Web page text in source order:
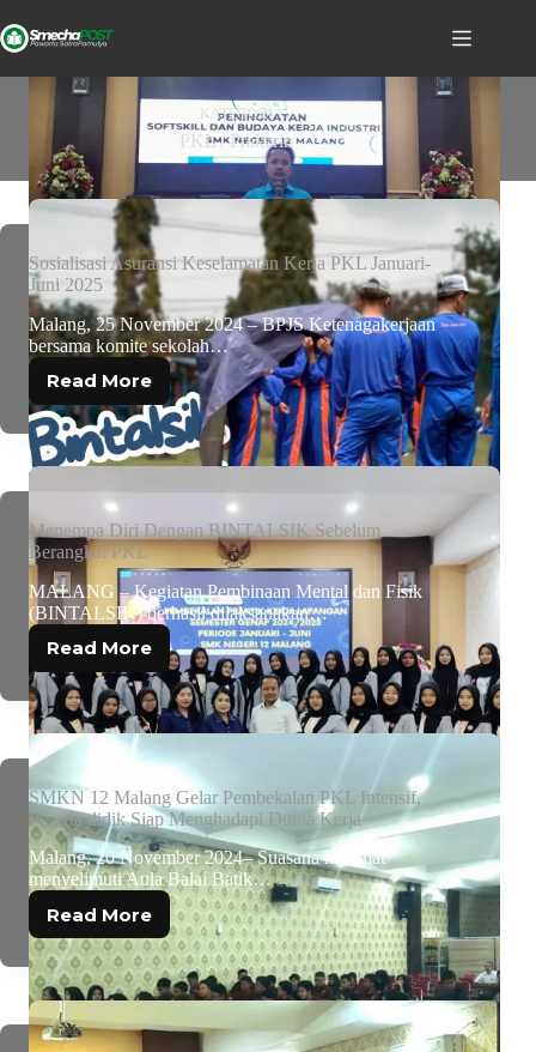
KATEGORI
PKL / Prakerin
Sosialisasi Asuransi Keselamatan Kerja PKL Januari-
Juni 2025
Malang, 25 November 2024 – BPJS Ketenagakerjaan
bersama komite sekolah…
Read More
Menempa Diri Dengan BINTALSIK Sebelum
Berangkat PKL
MALANG – Kegiatan Pembinaan Mental dan Fisik
(BINTALSIK) berhasil dilaksanakan…
Read More
SMKN 12 Malang Gelar Pembekalan PKL Intensif,
Peserta didik Siap Menghadapi Dunia Kerja
Malang, 20 November 2024– Suasana khidmat
menyelimuti Aula Balai Batik…
Read More